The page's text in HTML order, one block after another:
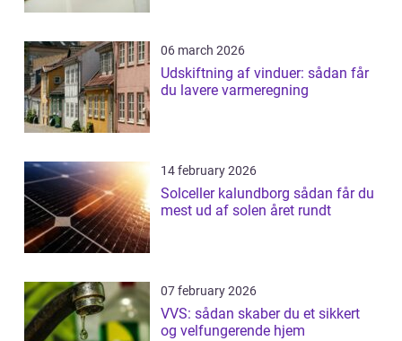
06 march 2026
Udskiftning af vinduer: sådan får
du lavere varmeregning
14 february 2026
Solceller kalundborg sådan får du
mest ud af solen året rundt
07 february 2026
VVS: sådan skaber du et sikkert
og velfungerende hjem